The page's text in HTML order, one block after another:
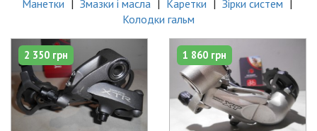
Манетки
Змазки і масла Каретки
Зірки систем
Колодки гальм
2 350 грн 1 860 грн